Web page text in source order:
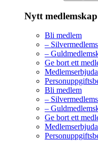
Nytt medlemskap
Bli medlem
–
–
Ge bort ett
Bli medlem
–
–
Ge bort ett